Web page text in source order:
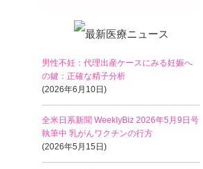
男性不妊：代理出産ケースにみる妊娠へ
の鍵：正確な精子分析
(2026年6月10日)
全米日系新聞 WeeklyBiz 2026年5月9日号
執筆中 乳がんワクチンの行方
(2026年5月15日)